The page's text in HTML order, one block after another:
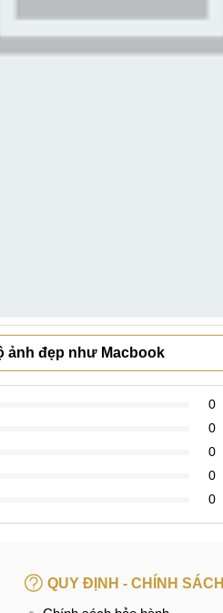
ảnh đẹp như Macbook
0
0
0
0
0
QUY ĐỊNH - CHÍNH SÁCH